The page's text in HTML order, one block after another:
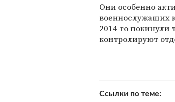
Они особенно
военнослужащих
2014-го покинули
контролируют
Ссылки по теме